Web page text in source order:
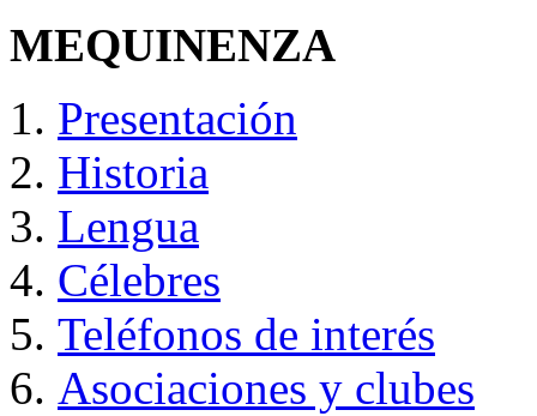
MEQUINENZA
Presentación
Historia
Lengua
Célebres
Teléfonos de interés
Asociaciones y clubes